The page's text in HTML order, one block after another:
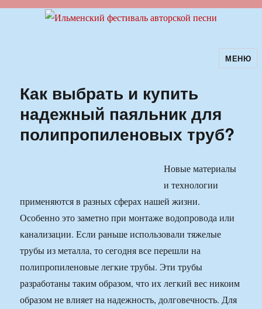
Ильменский фестиваль авторскойМЕНЮ
Как выбрать и купить
надежный паяльник для
полипропиленовых труб?
Новые материалы
и технологии
применяются в разных сферах нашей жизни.
Особенно это заметно при монтаже водопровода или
канализации. Если раньше использовали тяжелые
трубы из металла, то сегодня все перешли на
полипропиленовые легкие трубы. Эти трубы
разработаны таким образом, что их легкий вес никоим
образом не влияет на надежность, долговечность. Для